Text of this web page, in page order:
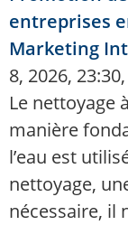
entreprises
Marketing
8, 2026,
Le nettoyage
manière
l’eau est
nettoyage,
nécessaire, il